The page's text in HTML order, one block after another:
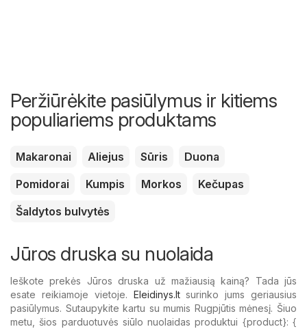
Peržiūrėkite pasiūlymus ir kitiems
populiariems produktams
Makaronai Aliejus Sūris
Duona
Pomidorai
Kumpis Morkos
Kečupas
Šaldytos bulvytės
Jūros druska su nuolaida
Ieškote prekės Jūros druska už mažiausią kainą? Tada jūs
esate reikiamoje vietoje. Eleidinys.ltsurinko jums geriausius
pasiūlymus. Sutaupykite kartu su mumis Rugpjūtis mėnesį. Šiuo
metu, šios parduotuvės siūlo nuolaidas produktui {​product}: {​